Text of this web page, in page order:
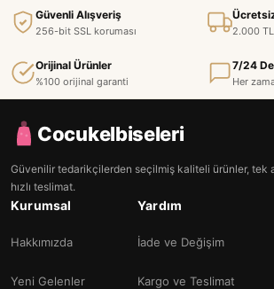
Güvenli Alışveriş
256-bit SSL koruması 2.000
Orijinal Ürünler
%100 orijinal garanti
7/24
Her
Cocukelbiseleri
Güvenilir tedarikçilerden seçilmiş kaliteli ürünler, tek
hızlı teslimat.
Kurumsal
Hakkımızda
Yeni Gelenler
Yardım
İade ve Değişim
Kargo ve Teslimat